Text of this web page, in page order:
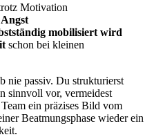
Motivation
mobilisiert wird
schon bei kleinen
nie passiv. Du strukturierst
sinnvoll vor, vermeidest
ein präzises Bild vom
Beatmungsphase wieder ein